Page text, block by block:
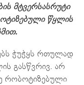
მტვერსასრუტი
წყლის
ჭუჭყს რთულად
გასწვრივ. არ
რობოტიზებული